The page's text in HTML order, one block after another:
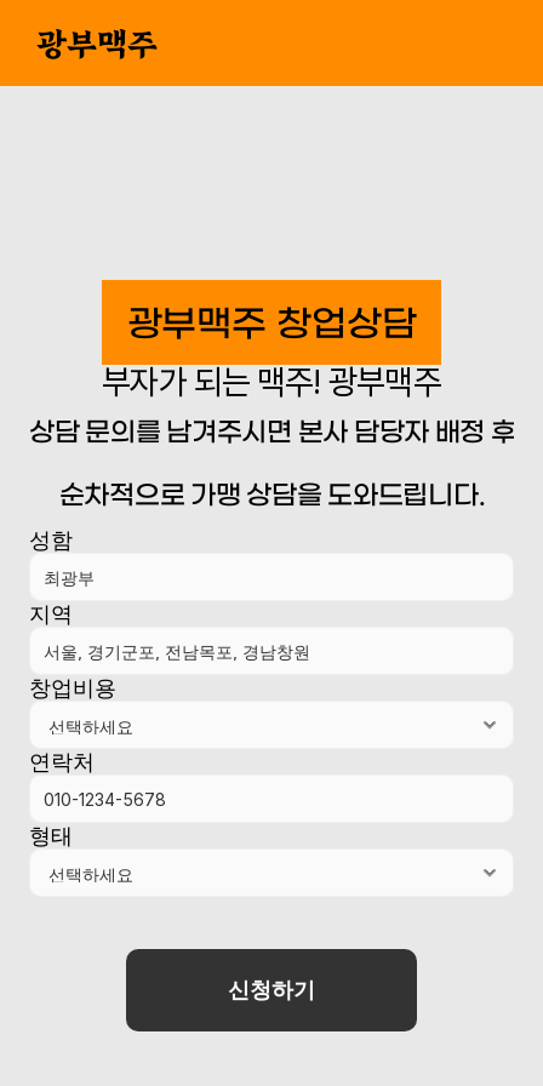
광부맥주
광부맥주 창업상담
부자가 되는 맥주! 광부맥주
상담 문의를 남겨주시면 본사 담당자 배정 후
순차적으로 가맹 상담을 도와드립니다.
성함
지역
창업비용
연락처
형태
신청하기